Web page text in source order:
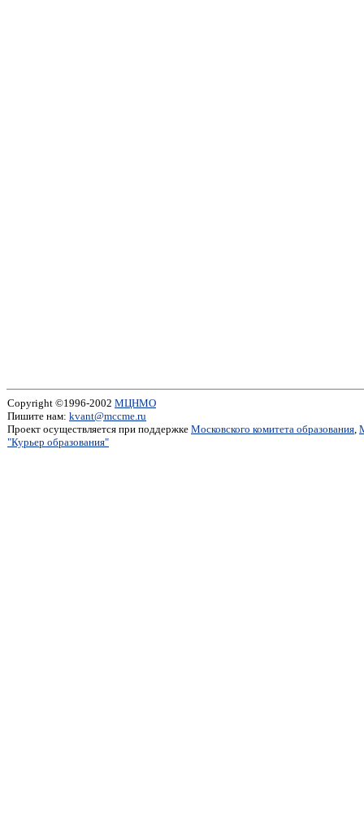
Copyright ©1996-2002 МЦНМО
Пишите нам: kvant@mccme.ru
Проект осуществляется при поддержке Московского комитета образования,
"Курьер образования"